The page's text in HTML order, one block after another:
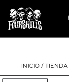
INICIO / TIENDA